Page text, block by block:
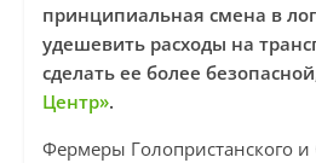
принципиальная смена в
удешевить расходы на
сделать ее более
Центр».
Фермеры Голопристанского и